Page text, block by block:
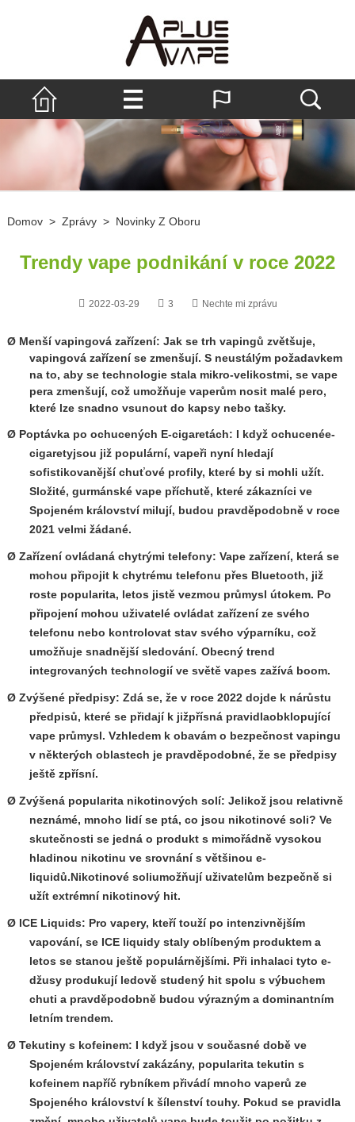
Domov > Zprávy > Novinky Z Oboru
Trendy vape podnikání v roce 2022
2022-03-29 3 Nechte mi zprávu
Ø Menší vapingová zařízení: Jak se trh vapingů zvětšuje,
vapingová zařízení se zmenšují. S neustálým požadavkem
na to, aby se technologie stala mikro-velikostmi, se vape
pera zmenšují, což umožňuje vaperům nosit malé pero,
které lze snadno vsunout do kapsy nebo tašky.
Ø Poptávka po ochucených E-cigaretách: I když ochucenée-
cigaretyjsou již populární, vapeři nyní hledají
sofistikovanější chuťové profily, které by si mohli užít.
Složité, gurmánské vape příchutě, které zákazníci ve
Spojeném království milují, budou pravděpodobně v roce
2021 velmi žádané.
Ø Zařízení ovládaná chytrými telefony: Vape zařízení, která se
mohou připojit k chytrému telefonu přes Bluetooth, již
roste popularita, letos jistě vezmou průmysl útokem. Po
připojení mohou uživatelé ovládat zařízení ze svého
telefonu nebo kontrolovat stav svého výparníku, což
umožňuje snadnější sledování. Obecný trend
integrovaných technologií ve světě vapes zažívá boom.
Ø Zvýšené předpisy: Zdá se, že v roce 2022 dojde k nárůstu
předpisů, které se přidají k jižpřísná pravidlaobklopující
vape průmysl. Vzhledem k obavám o bezpečnost vapingu
v některých oblastech je pravděpodobné, že se předpisy
ještě zpřísní.
Ø Zvýšená popularita nikotinových solí: Jelikož jsou relativně
neznámé, mnoho lidí se ptá, co jsou nikotinové soli? Ve
skutečnosti se jedná o produkt s mimořádně vysokou
hladinou nikotinu ve srovnání s většinou e-
liquidů.Nikotinové soliumožňují uživatelům bezpečně si
užít extrémní nikotinový hit.
Ø ICE Liquids: Pro vapery, kteří touží po intenzivnějším
vapování, se ICE liquidy staly oblíbeným produktem a
letos se stanou ještě populárnějšími. Při inhalaci tyto e-
džusy produkují ledově studený hit spolu s výbuchem
chuti a pravděpodobně budou výrazným a dominantním
letním trendem.
Ø Tekutiny s kofeinem: I když jsou v současné době ve
Spojeném království zakázány, popularita tekutin s
kofeinem napříč rybníkem přivádí mnoho vaperů ze
Spojeného království k šílenství touhy. Pokud se pravidla